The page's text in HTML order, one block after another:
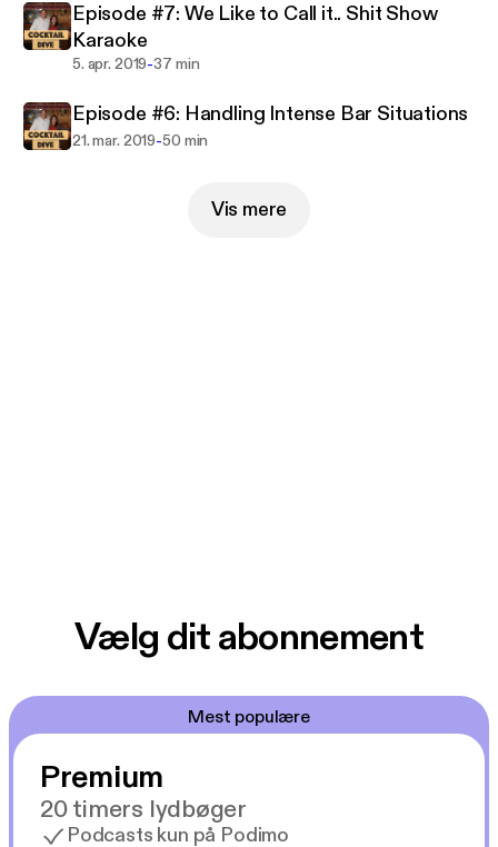
Episode #7: We Like to Call it.. Shit Show
Karaoke
5. apr. 2019-37 min
Episode #6: Handling Intense Bar Situations
21. mar. 2019-50 min
Vis mere
Vælg dit abonnement
Mest populære
Premium
20 timers lydbøger
Podcasts kun på Podimo